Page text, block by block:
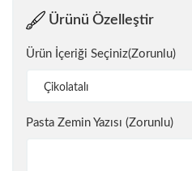
Ürünü Özelleştir
Ürün İçeriği Seçiniz(Zorunlu)
Çikolatalı
Pasta Zemin Yazısı (Zorunlu)